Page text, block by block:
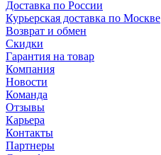
Доставка по России
Курьерская доставка по Москве
Возврат и обмен
Скидки
Гарантия на товар
Компания
Новости
Команда
Отзывы
Карьера
Контакты
Партнеры